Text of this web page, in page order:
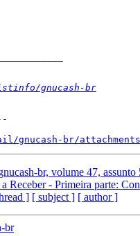
gnucash-br
br/attachments/
br, volume 47, assunto
Receber - Primeira parte:
] [ subject ] [ author ]
br